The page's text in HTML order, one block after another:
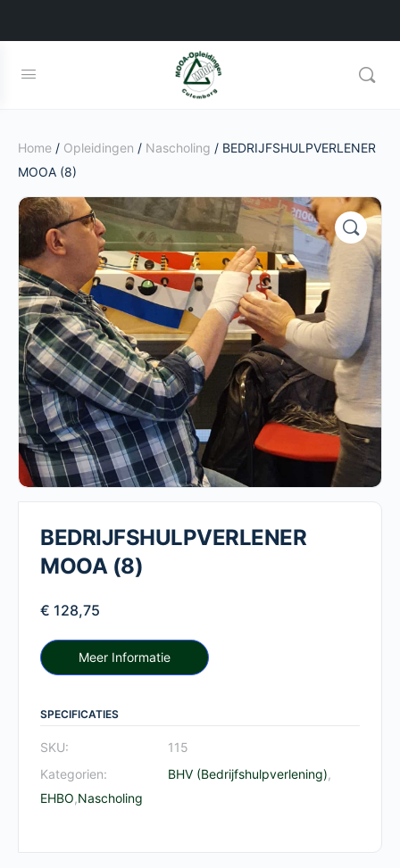
Home / Opleidingen / Nascholing / BEDRIJFSHULPVERLENER
MOOA (8)
BEDRIJFSHULPVERLENER
MOOA (8)
€ 128,75
Meer Informatie
SPECIFICATIES
SKU:
115
Kategorien:
BHV (Bedrijfshulpverlening),
EHBO,Nascholing